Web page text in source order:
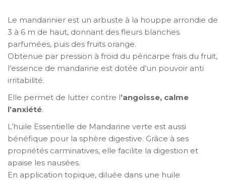
Le mandarinier est un arbuste à la houppe arrondie de
3 à 6 m de haut, donnant des fleurs blanches
parfumées, puis des fruits orange.
Obtenue par pression à froid du péricarpe frais du fruit,
l’essence de mandarine est dotée d’un pouvoir anti
irritabilité.
Elle permet de lutter contre l’angoisse, calme
l’anxiété.
L’huile Essentielle de Mandarine verte est aussi
bénéfique pour la sphère digestive. Grâce à ses
propriétés carminatives, elle facilite la digestion et
apaise les nausées.
En application topique, diluée dans une huile